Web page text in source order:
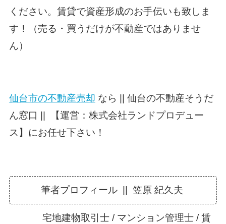
ください。賃貸で資産形成のお手伝いも致しま
す！（売る・買うだけが不動産ではありませ
ん）
仙台市の不動産売却 なら || 仙台の不動産そうだ
ん窓口 || 【運営：株式会社ランドプロデュー
ス】にお任せ下さい！
筆者プロフィール || 笠原 紀久夫
宅地建物取引士 / マンション管理士 / 賃